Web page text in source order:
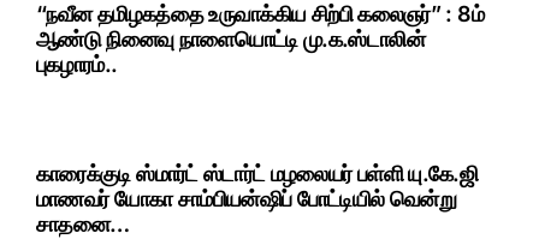
“நவீன தமிழகத்தை உருவாக்கிய சிற்பி கலைஞர்” : 8ம்
ஆண்டு நினைவு நாளையொட்டி மு.க.ஸ்டாலின்
புகழாரம்..
காரைக்குடி ஸ்மார்ட் ஸ்டார்ட் மழலையர் பள்ளி யு.கே.ஜி
மாணவர் யோகா சாம்பியன்ஷிப் போட்டியில் வென்று
சாதனை…